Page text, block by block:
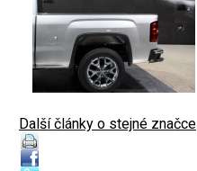
Další články o stejné značce